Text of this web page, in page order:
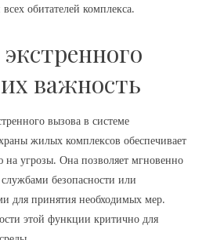
обитателей комплекса.
важность
вызова в системе
жилых комплексов обеспечивает
угрозы. Она позволяет мгновенно
безопасности или
для принятия необходимых мер.
этой функции критично для